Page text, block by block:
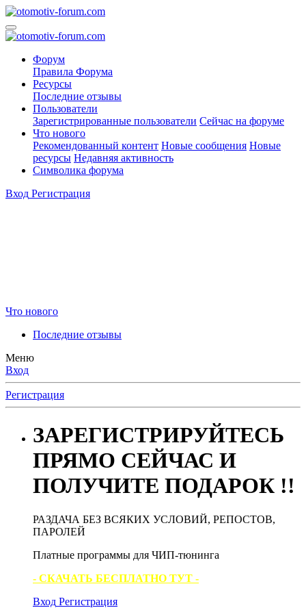
Форум
Правила Форума
Ресурсы
Последние отзывы
Пользователи
Зарегистрированные пользователи Сейчас на форуме
Что нового
Рекомендованный контент Новые сообщения Новые
ресурсы Недавняя активность
Символика форума
Вход Регистрация
Что нового
Последние отзывы
Меню
Вход
Регистрация
ЗАРЕГИСТРИРУЙТЕСЬ
ПРЯМО СЕЙЧАС И
ПОЛУЧИТЕ ПОДАРОК !!
РАЗДАЧА БЕЗ ВСЯКИХ УСЛОВИЙ, РЕПОСТОВ,
ПАРОЛЕЙ
Платные программы для ЧИП-тюнинга
- СКАЧАТЬ БЕСПЛАТНО ТУТ -
Вход Регистрация